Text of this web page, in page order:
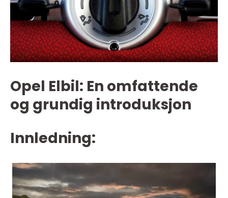
Opel Elbil: En omfattende
og grundig introduksjon
Innledning: